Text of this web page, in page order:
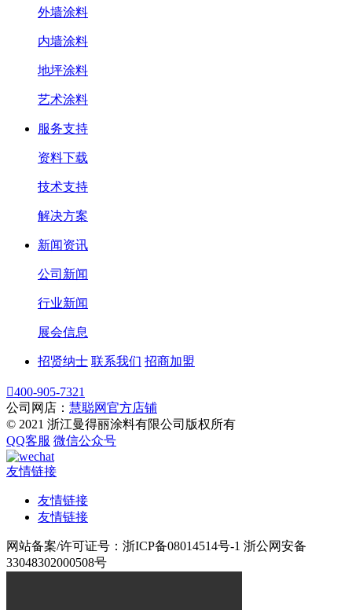
外墙涂料
内墙涂料
地坪涂料
艺术涂料
服务支持
资料下载
技术支持
解决方案
新闻资讯
公司新闻
行业新闻
展会信息
招贤纳士 联系我们 招商加盟
400-905-7321
公司网店： 慧聪网官方店铺
© 2021 浙江曼得丽涂料有限公司版权所有
QQ客服 微信公众号
友情链接
友情链接
友情链接
网站备案/许可证号：浙ICP备08014514号-1 浙公网安备
33048302000508号